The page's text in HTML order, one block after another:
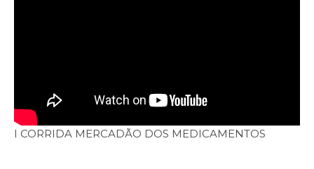
I CORRIDA MERCADÃO DOS MEDICAMENTOS